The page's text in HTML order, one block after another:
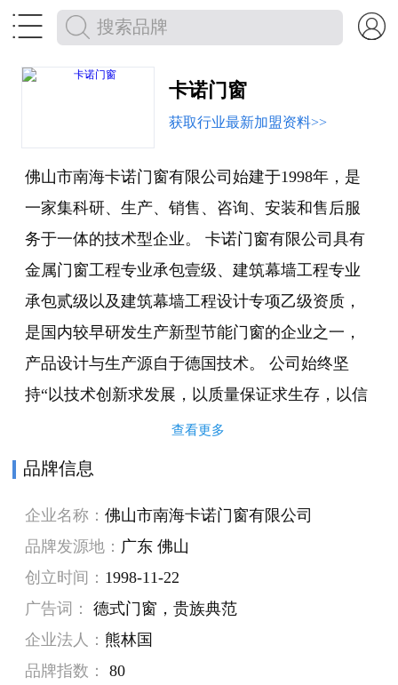
 
卡诺门窗
获取行业最新加盟资料>>
佛山市南海卡诺门窗有限公司始建于1998年，是
一家集科研、生产、销售、咨询、安装和售后服
务于一体的技术型企业。 卡诺门窗有限公司具有
金属门窗工程专业承包壹级、建筑幕墙工程专业
承包贰级以及建筑幕墙工程设计专项乙级资质，
是国内较早研发生产新型节能门窗的企业之一，
产品设计与生产源自于德国技术。 公司始终坚
持“以技术创新求发展，以质量保证求生存，以信
誉为宗旨”的企业信条，走上一条自主创新的发展
之路，在创业过程中，公司始终将先进的开发理
合格率全部为100%，本公司引进整套国际先进水
平的生产线，产品畅销于国内外。“精益求精，不
断创新”的卡诺人热忱欢迎海内外客户前来洽淡业
务。
查看更多
品牌信息
企业名称： 佛山市南海卡诺门窗有限公司
品牌发源地： 广东 佛山
创立时间： 1998-11-22
广告词： 德式门窗，贵族典范
企业法人： 熊林国
品牌指数： 80